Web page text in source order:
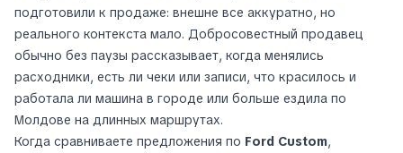
подготовили к продаже: внешне все аккуратно, но
реального контекста мало. Добросовестный продавец
обычно без паузы рассказывает, когда менялись
расходники, есть ли чеки или записи, что красилось и
работала ли машина в городе или больше ездила по
Молдове на длинных маршрутах.
Когда сравниваете предложения по Ford Custom,